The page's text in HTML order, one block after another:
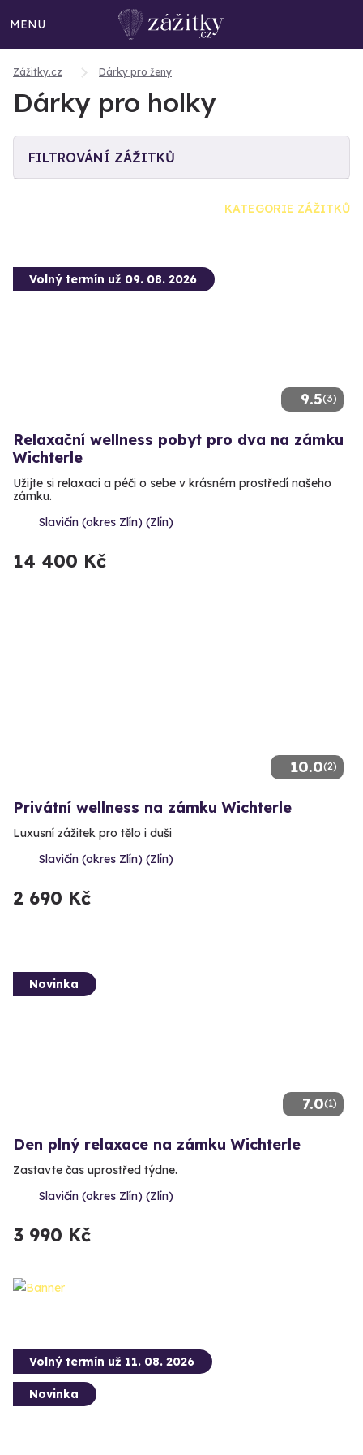
MENU
Zážitky.cz Dárky pro ženy
Dárky pro holky
FILTROVÁNÍ ZÁŽITKŮ
KATEGORIE ZÁŽITKŮ
9.5(3)
Volný termín už 09. 08. 2026
Relaxační wellness pobyt pro dva na zámku
Wichterle
Užijte si relaxaci a péči o sebe v krásném prostředí našeho
zámku.
Slavičín (okres Zlín) (Zlín)
14 400 Kč
10.0(2)
Privátní wellness na zámku Wichterle
Luxusní zážitek pro tělo i duši
Slavičín (okres Zlín) (Zlín)
2 690 Kč
7.0(1)
Novinka
Den plný relaxace na zámku Wichterle
Zastavte čas uprostřed týdne.
Slavičín (okres Zlín) (Zlín)
3 990 Kč
Volný termín už 11. 08. 2026
Novinka